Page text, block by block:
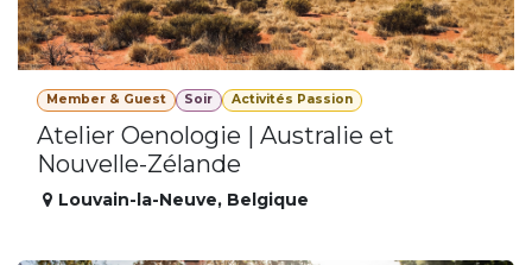
Member & Guest Soir Activités Passion
Atelier Oenologie | Australie et
Nouvelle-Zélande
Louvain-la-Neuve, Belgique